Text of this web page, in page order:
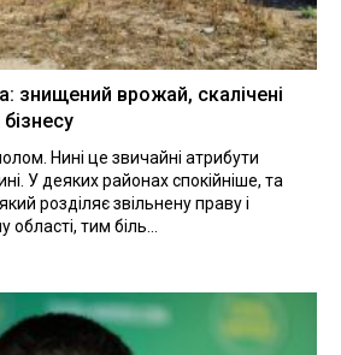
знищений врожай, скалічені
Нині це звичайні атрибути
У деяких районах спокійніше, та
розділяє звільнену праву і
тим біль...